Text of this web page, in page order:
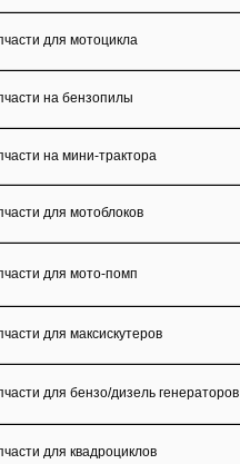
для мотоцикла
на бензопилы
на мини-трактора
для мотоблоков
для мото-помп
для максискутеров
для бензо/дизель генераторов
для квадроциклов